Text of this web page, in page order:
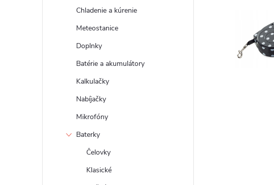
Chladenie a kúrenie
Meteostanice
Doplnky
Batérie a akumulátory
Kalkulačky
Nabíjačky
Mikrofóny
Baterky
Čelovky
Klasické